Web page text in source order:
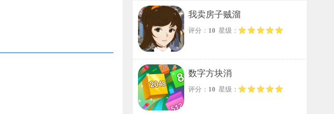
我卖房子贼溜
评分： 10 星级：
数字方块消
评分： 10 星级：